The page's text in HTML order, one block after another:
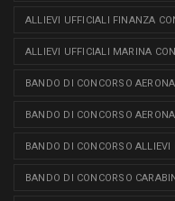
ALLIEVI UFFICIALI FINANZA
ALLIEVI UFFICIALI MARINA
BANDO DI CONCORSO
BANDO DI CONCORSO
BANDO DI CONCORSO
BANDO DI CONCORSO